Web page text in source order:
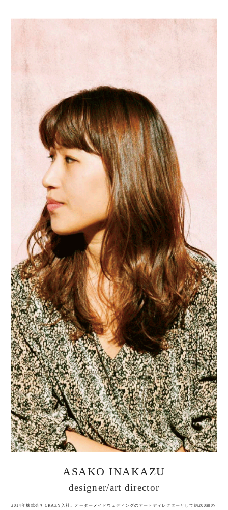
ASAKO INAKAZU
designer/art director
2014年株式会社CRAZY入社。オーダーメイドウェディングのアートディレクターとして約200組の